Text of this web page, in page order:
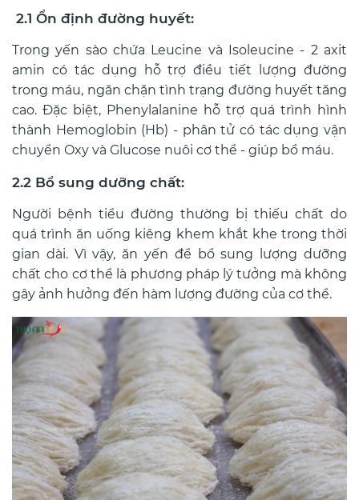
2.1 Ổn định đường huyết:
Trong yến sào chứa Leucine và Isoleucine - 2 axit
amin có tác dụng hỗ trợ điều tiết lượng đường
trong máu, ngăn chặn tình trạng đường huyết tăng
cao. Đặc biệt, Phenylalanine hỗ trợ quá trình hình
thành Hemoglobin (Hb) - phân tử có tác dụng vận
chuyển Oxy và Glucose nuôi cơ thể - giúp bổ máu.
2.2 Bổ sung dưỡng chất:
Người bệnh tiểu đường thường bị thiếu chất do
quá trình ăn uống kiêng khem khắt khe trong thời
gian dài. Vì vậy, ăn yến để bổ sung lượng dưỡng
chất cho cơ thể là phương pháp lý tưởng mà không
gây ảnh hưởng đến hàm lượng đường của cơ thể.